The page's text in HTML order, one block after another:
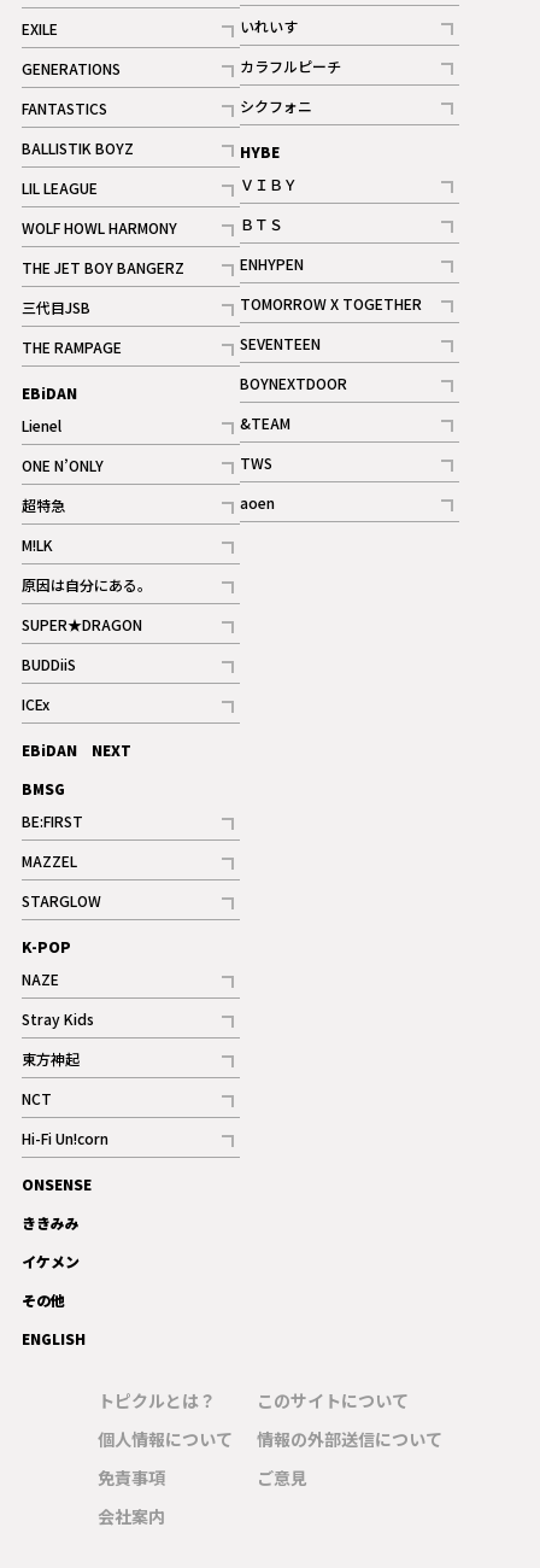
記事
EXILE
記事
GENERATIONS
記事
FANTASTICS
記事
BALLISTIK BOYZ
記事
LIL LEAGUE
記事
WOLF HOWL HARMONY
記事
THE JET BOY BANGERZ
記事
三代目JSB
記事
THE RAMPAGE
記事
ギャラリー
EBiDAN
Lienel
記事
ONE N’ONLY
記事
超特急
記事
M!LK
記事
原因は自分にある。
記事
SUPER★DRAGON
記事
BUDDiiS
記事
ICEx
記事
EBiDAN NEXT
BMSG
BE:FIRST
記事
ギャラリー
MAZZEL
記事
ギャラリー
STARGLOW
記事
記事
ギャラリー
いれいす
記事
ギャラリー
カラフルピーチ
記事
シクフォニ
記事
HYBE
ＶＩＢＹ
記事
ＢＴＳ
記事
ENHYPEN
記事
TOMORROW X TOGETHER
記事
ギャラリー
SEVENTEEN
記事
BOYNEXTDOOR
記事
&TEAM
記事
TWS
記事
aoen
記事
K-POP
NAZE
記事
Stray Kids
記事
東方神起
記事
NCT
記事
Hi-Fi Un!corn
記事
ギャラリー
ONSENSE
ききみみ
イケメン
その他
ENGLISH
トピクルとは？
個人情報について
免責事項
会社案内
このサイトについて
情報の外部送信について
ご意見